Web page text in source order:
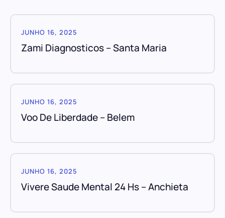
JUNHO 16, 2025
Zami Diagnosticos – Santa Maria
JUNHO 16, 2025
Voo De Liberdade – Belem
JUNHO 16, 2025
Vivere Saude Mental 24 Hs – Anchieta